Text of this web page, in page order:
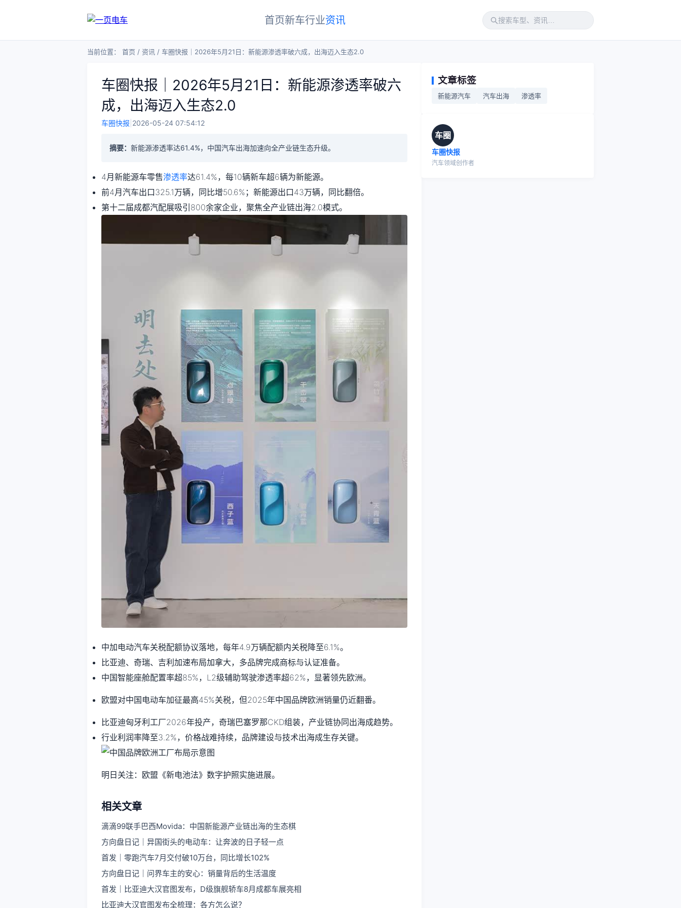
首页新车行业资讯
当前位置： 首页 / 资讯 / 车圈快报｜2026年5月21日：新能源渗透率破六成，出海迈入生态2.0
车圈快报｜2026年5月21日：新能源渗透率破六
成，出海迈入生态2.0
车圈快报 2026-05-24 07:54:12
摘要： 新能源渗透率达61.4%，中国汽车出海加速向全产业链生态升级。
4月新能源车零售渗透率达61.4%，每10辆新车超6辆为新能源。
前4月汽车出口325.1万辆，同比增50.6%；新能源出口43万辆，同比翻倍。
第十二届成都汽配展吸引800余家企业，聚焦全产业链出海2.0模式。
中加电动汽车关税配额协议落地，每年4.9万辆配额内关税降至6.1%。
比亚迪、奇瑞、吉利加速布局加拿大，多品牌完成商标与认证准备。
中国智能座舱配置率超85%，L2级辅助驾驶渗透率超62%，显著领先欧洲。
欧盟对中国电动车加征最高45%关税，但2025年中国品牌欧洲销量仍近翻番。
比亚迪匈牙利工厂2026年投产，奇瑞巴塞罗那CKD组装，产业链协同出海成趋势。
行业利润率降至3.2%，价格战难持续，品牌建设与技术出海成生存关键。
明日关注：欧盟《新电池法》数字护照实施进展。
相关文章
滴滴99联手巴西Movida：中国新能源产业链出海的生态棋
方向盘日记｜异国街头的电动车：让奔波的日子轻一点
首发｜零跑汽车7月交付破10万台，同比增长102%
方向盘日记｜问界车主的安心：销量背后的生活温度
首发｜比亚迪大汉官图发布，D级旗舰轿车8月成都车展亮相
比亚迪大汉官图发布全梳理：各方怎么说？
文章标签
新能源汽车 汽车出海 渗透率
车圈
车圈快报
汽车领域创作者